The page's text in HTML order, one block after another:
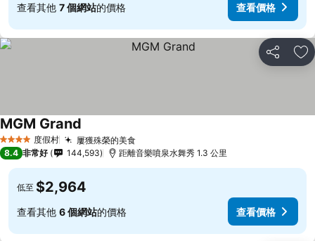
查看其他 7 個網站的價格 查看價格
分享 加
4 星級 度假村 屢獲殊榮的美食查看價格
MGM Grand
8.4 非常好 144,593 距離音樂噴泉水舞秀 1.3 公里
低至 $2,964
查看其他 6 個網站的價格 查看價格